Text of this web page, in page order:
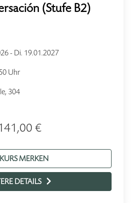
(Stufe B2)
- Di. 19.01.2027
Uhr
304
€
KURS MERKEN
DETAILS